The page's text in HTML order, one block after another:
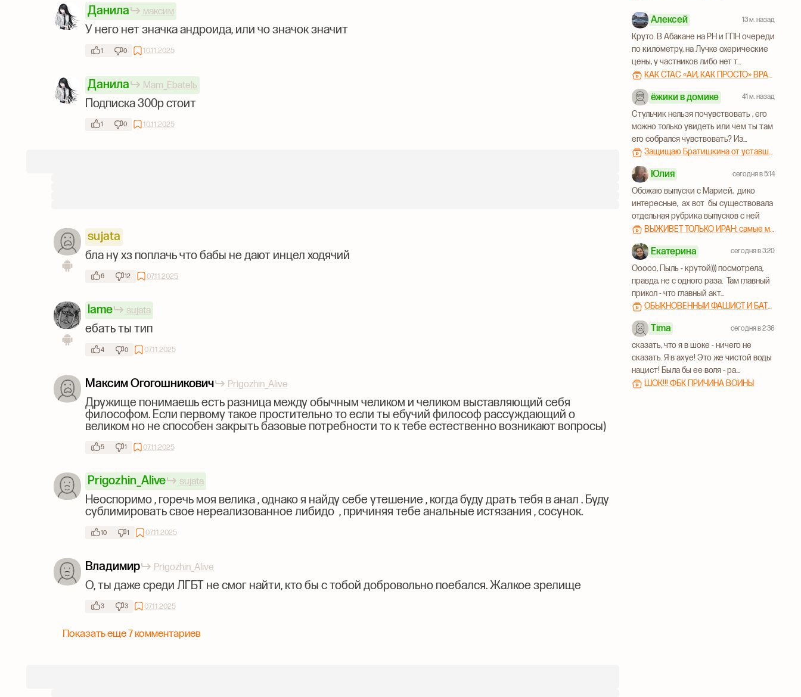
Алексей 13 м. назад
Круто. В Абакане на РН и ГПН очереди
по километру, на Лучке охерические
цены, у частников либо нет т...
КАК СТАС «АЙ, КАК ПРОСТО» ВРАЛ ПРО БЕНЗИН
ёжики в домике 41 м. назад
Стульчик нельзя почувствовать , его
можно только увидеть или чем ты там
его собрался чувствовать? Из...
Защищаю Братишкина от уставшего дедпи47
Юлия сегодня в 5:14
Обожаю выпуски с Марией, дико
интересные, ах вот бы существовала
отдельная рубрика выпусков с ней
ВЫЖИВЕТ ТОЛЬКО ИРАН: самые масштабные похороны, методичка США и теракты сионистов | Мария Кича
Екатерина сегодня в 3:20
Ооооо, Пыль - крутой))) посмотрела,
правда, не с одного раза. Там главный
прикол - что главный акт...
ОБЫКНОВЕННЫЙ ФАШИСТ И БАТЯ ЛЕБЕДЕВ
Tima сегодня в 2:36
сказать, что я в шоке - ничего не
сказать. Я в ахуе! Это же чистой воды
нацист! Была бы ее воля - ра...
ШОК!!! ФБК ПРИЧИНА ВОЙНЫ
Данила максим
У него нет значка андроида, или чо значок значит
1 0 10.11.2025
Данила Mam_Ebatelь
Подписка 300р стоит
1 0 10.11.2025
sujata
бла ну хз поплачь что бабы не дают инцел ходячий
6 12 07.11.2025
lame sujata
ебать ты тип
4 0 07.11.2025
Максим Огогошникович Prigozhin_Alive
Дружище понимаешь есть разница между обычным челиком и челиком выставляющий себя
философом. Если первому такое простительно то если ты ебучий философ рассуждающий о
великом но не способен закрыть базовые потребности то к тебе естественно возникают вопросы)
5 1 07.11.2025
Prigozhin_Alive sujata
Неоспоримо , горечь моя велика , однако я найду себе утешение , когда буду драть тебя в анал . Буду
сублимировать свое нереализованное либидо , причиняя тебе анальные истязания , сосунок.
10 1 07.11.2025
Владимир Prigozhin_Alive
О, ты даже среди ЛГБТ не смог найти, кто бы с тобой добровольно поебался. Жалкое зрелище
3 3 07.11.2025
Показать еще 7 комментариев